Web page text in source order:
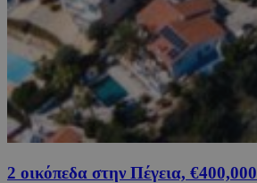
2 οικόπεδα στην Πέγεια, €400,000